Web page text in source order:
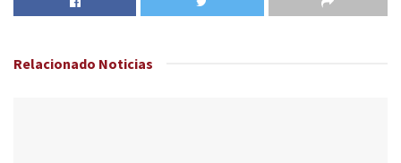
Relacionado Noticias